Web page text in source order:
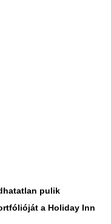
pulik
a Holiday Inn